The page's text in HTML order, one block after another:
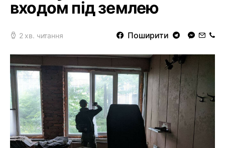
входом під землею
2 хв. читання Поширити